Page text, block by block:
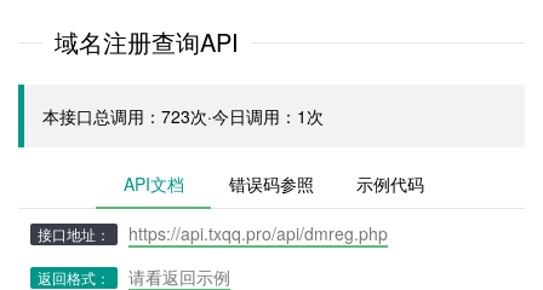
域名注册查询API
本接口总调用：723次·今日调用：1次
API文档 错误码参照 示例代码
接口地址： https://api.txqq.pro/api/dmreg.php
返回格式： 请看返回示例